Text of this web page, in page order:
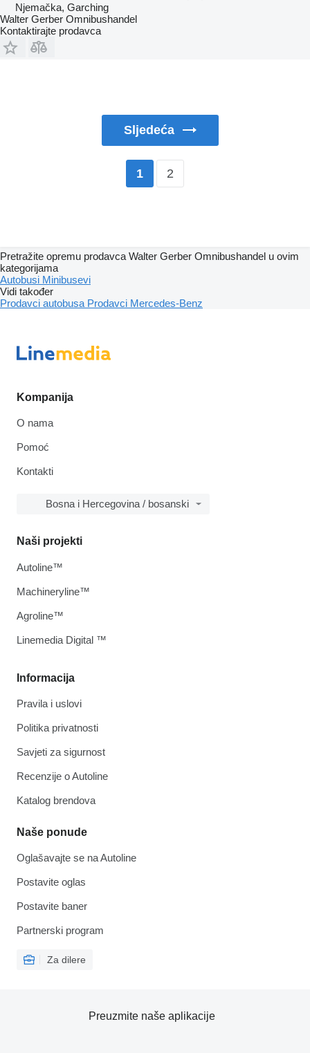
Njemačka, Garching
Walter Gerber Omnibushandel
Kontaktirajte prodavca
Sljedeća
1 2
Pretražite opremu prodavca Walter Gerber Omnibushandel u ovim
kategorijama
Autobusi Minibusevi
Vidi također
Prodavci autobusa Prodavci Mercedes-Benz
Kompanija
O nama
Pomoć
Kontakti
Bosna i Hercegovina / bosanski
Informacija
Pravila i uslovi
Politika privatnosti
Savjeti za sigurnost
Recenzije o Autoline
Katalog brendova
Naše ponude
Oglašavajte se na Autoline
Postavite oglas
Postavite baner
Partnerski program
Za dilere
Naši projekti
Autoline™
Machineryline™
Agroline™
Linemedia Digital ™
Preuzmite naše aplikacije